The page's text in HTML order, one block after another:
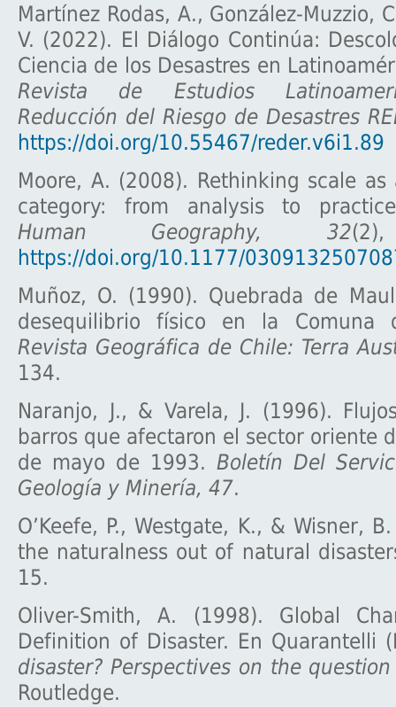
Martínez Rodas, A., González-Muzzio,
V. (2022). El Diálogo Continúa:
Ciencia de los Desastres en
Revista de Estudios
Reducción del Riesgo de Desastres
https://doi.org/10.55467/reder.v6i1.89
Moore, A. (2008). Rethinking scale
category: from analysis to
Human Geography, 32
https://doi.org/10.1177/
Muñoz, O. (1990). Quebrada de
desequilibrio físico en la Comuna
Revista Geográfica de Chile: Terra
134.
Naranjo, J., & Varela, J. (1996).
barros que afectaron el sector oriente
de mayo de 1993. Boletín Del
Geología y Minería, 47.
O’Keefe, P., Westgate, K., & Wisner,
the naturalness out of natural
15.
Oliver-Smith, A. (1998). Global
Definition of Disaster. En Quarantelli
disaster? Perspectives on the question
Routledge.